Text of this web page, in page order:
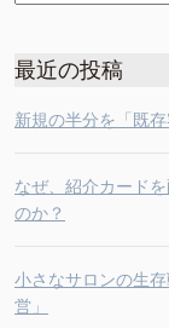
最近の投稿
新規の半分を「既
なぜ、紹介カード
のか？
小さなサロンの生
営」